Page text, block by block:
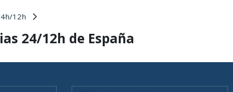
12h
24/12h de España